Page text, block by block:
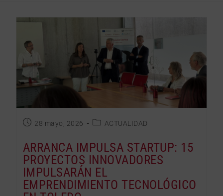
28 mayo, 2026 ACTUALIDAD
ARRANCA IMPULSA STARTUP: 15
PROYECTOS INNOVADORES
IMPULSARÁN EL
EMPRENDIMIENTO TECNOLÓGICO